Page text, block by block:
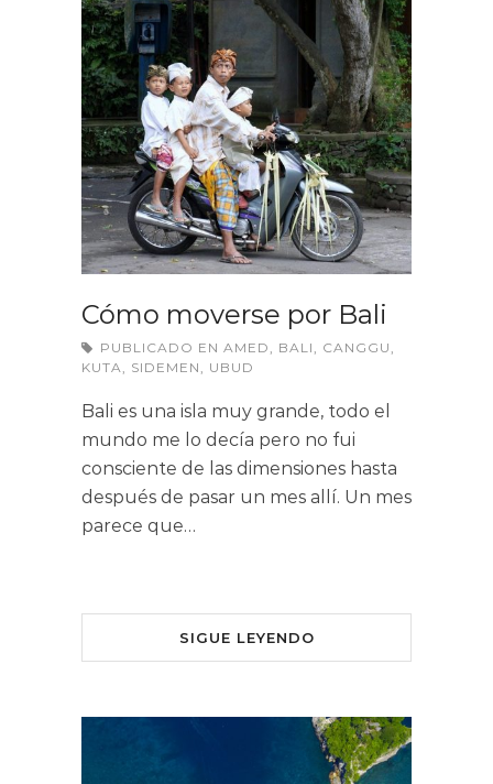
Cómo moverse por Bali
PUBLICADO EN AMED , BALI , CANGGU ,
KUTA, SIDEMEN , UBUD
Bali es una isla muy grande, todo el
mundo me lo decía pero no fui
consciente de las dimensiones hasta
después de pasar un mes allí. Un mes
parece que…
SIGUE LEYENDO